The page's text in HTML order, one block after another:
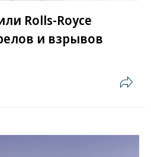
Rolls-Royce
и взрывов